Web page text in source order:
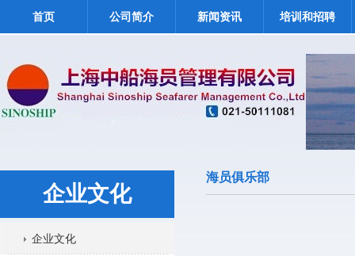
首页 公司简介 新闻资讯 培训和招聘
企业文化
企业文化
海员俱乐部